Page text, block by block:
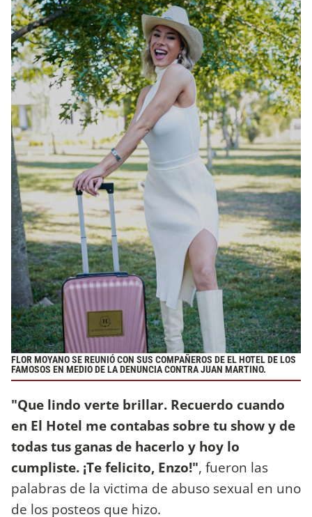
FLOR MOYANO SE REUNIÓ CON SUS COMPAÑEROS DE EL HOTEL DE LOS
FAMOSOS EN MEDIO DE LA DENUNCIA CONTRA JUAN MARTINO.
"Que lindo verte brillar. Recuerdo cuando
en El Hotel me contabas sobre tu show y de
todas tus ganas de hacerlo y hoy lo
cumpliste. ¡Te felicito, Enzo!", fueron las
palabras de la victima de abuso sexual en uno
de los posteos que hizo.